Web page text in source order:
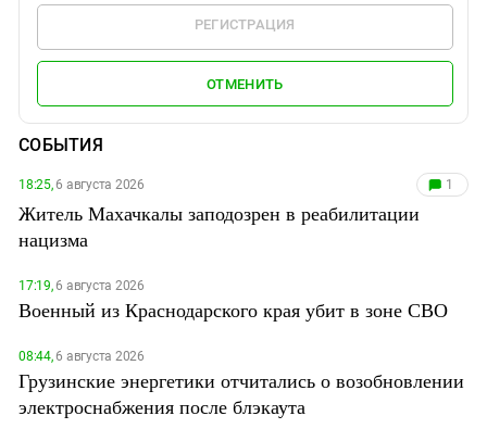
РЕГИСТРАЦИЯ
ОТМЕНИТЬ
СОБЫТИЯ
18:25,6 августа 2026 1
Житель Махачкалы заподозрен в реабилитации
нацизма
17:19,6 августа 2026
Военный из Краснодарского края убит в зоне СВО
08:44,6 августа 2026
Грузинские энергетики отчитались о возобновлении
электроснабжения после блэкаута